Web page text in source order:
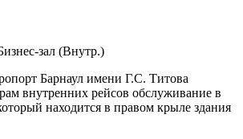
зал (Внутр.)
Барнаул имени Г.С. Титова
внутренних рейсов обслуживание в
находится в правом крыле здания